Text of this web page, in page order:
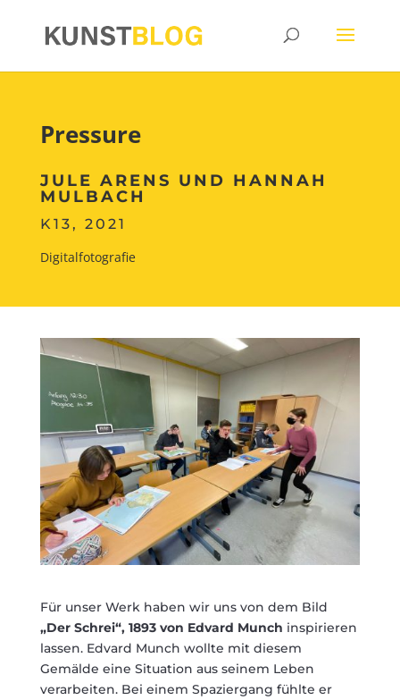
Pressure
JULE ARENS UND HANNAH
MULBACH
K13, 2021
Digitalfotografie
Für unser Werk haben wir uns von dem Bild
„Der Schrei“, 1893 von Edvard Munch inspirieren
lassen. Edvard Munch wollte mit diesem
Gemälde eine Situation aus seinem Leben
verarbeiten. Bei einem Spaziergang fühlte er